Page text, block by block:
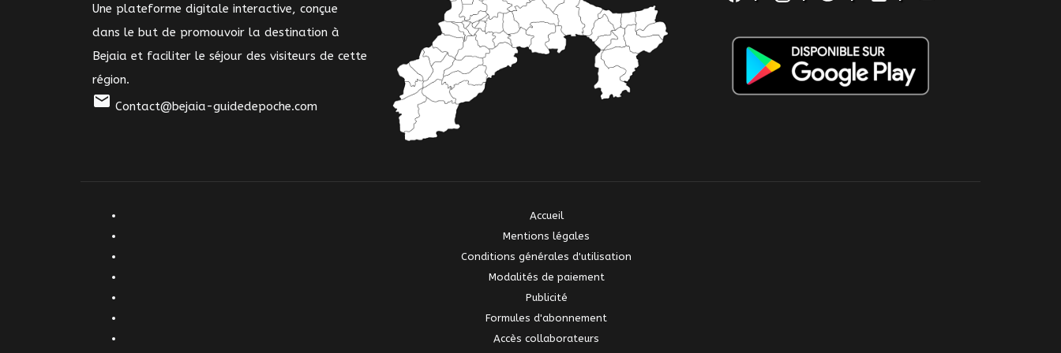
Une plateforme digitale interactive, conçue
dans le but de promouvoir la destination à
Bejaia et faciliter le séjour des visiteurs de cette
région.
mail Contact@bejaia-guidedepoche.com
Accueil
Mentions légales
Conditions générales d'utilisation
Modalités de paiement
Publicité
Formules d'abonnement
Accès collaborateurs